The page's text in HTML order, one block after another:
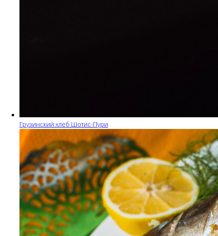
Грузинский хлеб Шотис-Пури